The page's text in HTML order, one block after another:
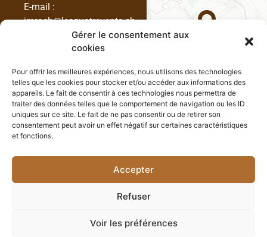
Gérer le consentement aux
cookies
Pour offrir les meilleures expériences, nous utilisons des technologies
telles que les cookies pour stocker et/ou accéder aux informations des
appareils. Le fait de consentir à ces technologies nous permettra de
traiter des données telles que le comportement de navigation ou les ID
uniques sur ce site. Le fait de ne pas consentir ou de retirer son
consentement peut avoir un effet négatif sur certaines caractéristiques
et fonctions.
Accepter
Refuser
Voir les préférences
E-mail :
jmroch@lesquatrevents.ch
Les Quatre Vents © 2026 -
Dernière mise à jour le